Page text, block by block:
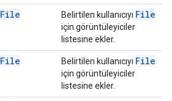
File Belirtilen kullanıcıyı File
için görüntüleyiciler
listesine ekler.
File Belirtilen kullanıcıyı File
için görüntüleyiciler
listesine ekler.